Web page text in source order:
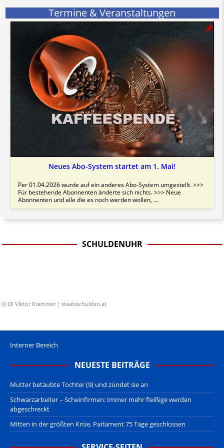
Termine & Veranstaltungen
Neues Abo-System startet am 1. Mai!
Per 01.04.2026 wurde auf ein anderes Abo-System umgestellt. >>>
Für bestehende Abonnenten änderte sich nichts. >>> Neue
Abonnenten und alle die es noch werden wollen, ...
SCHULDENUHR
© DI Viktor Krammer | staatsschulden.at
Interner Bereich
NEUESTE BEITRÄGE
Mutter betäubte Tochter (9) und zündet sie an
Schwarzarbeiter – Scheinfirmen: Immer mehr fleißige werden
abgeschreckt
Mitten in der größten Krise, Parlament 75 Tage geschlossen